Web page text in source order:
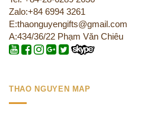
Zalo:+84 6994 3261
E:thaonguyengifts@gmail.com
A:434/36/22 Phạm Văn Chiêu
THAO NGUYEN MAP